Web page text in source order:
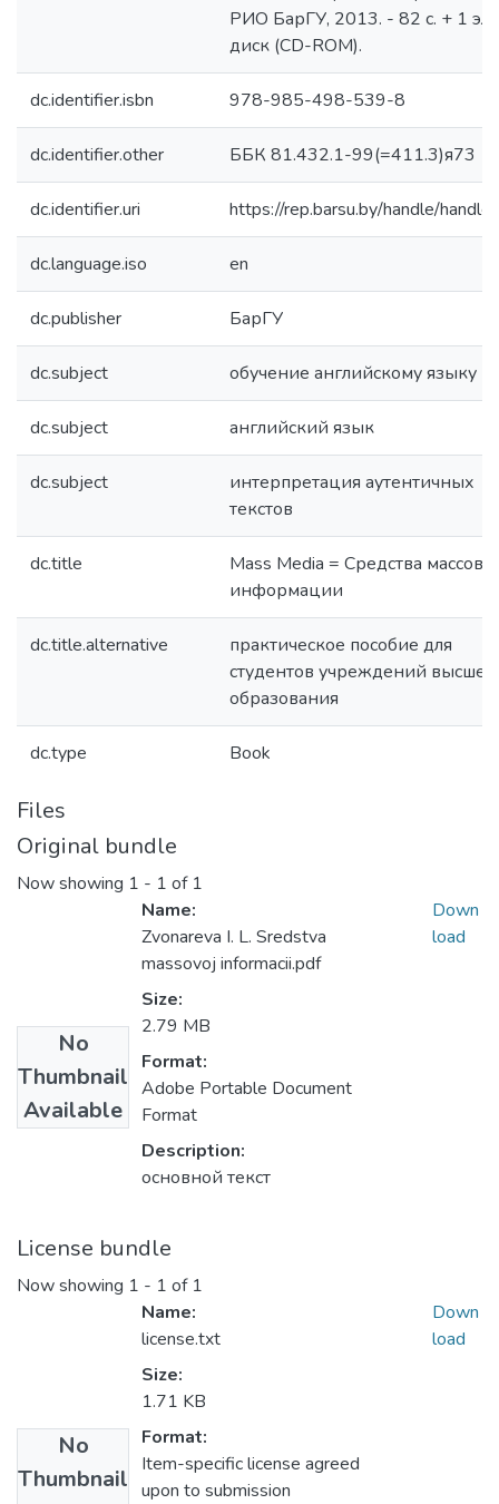
РИО БарГУ, 2013. - 82 с. + 1 эл.
диск (CD-ROM).
dc.identifier.isbn 978-985-498-539-8
dc.identifier.other ББК 81.432.1-99(=411.3)я73
dc.identifier.uri https://rep.barsu.by/handle/
dc.language.iso en
dc.publisher БарГУ
dc.subject обучение английскому языку
dc.subject английский язык
dc.subject
интерпретация аутентичных
текстов
dc.title
Mass Media = Средства
информации
dc.title.alternative
практическое пособие для
студентов учреждений
образования
dc.type Book
Files
Original bundle
Now showing 1 - 1 of 1
No
Thumbnail
Available
Name:
Zvonareva I. L. Sredstva
massovoj informacii.pdf
Size:
2.79 MB
Format:
Adobe Portable Document
Format
Description:
основной текст
Down
load
License bundle
Now showing 1 - 1 of 1
No
Thumbnail
Name:
license.txt
Size:
1.71 KB
Format:
Item-specific license agreed
upon to submission
Down
load